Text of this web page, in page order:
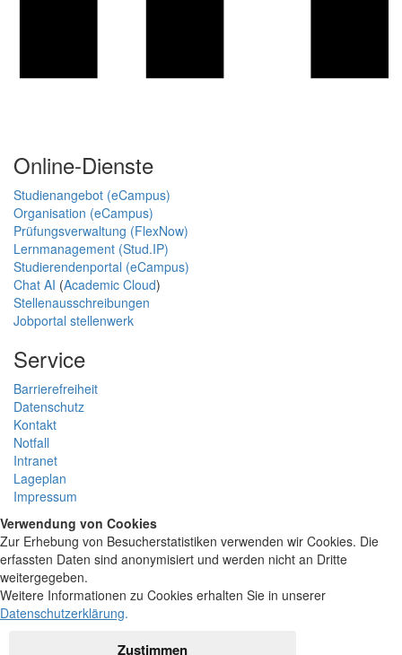
Online-Dienste
Studienangebot (eCampus)
Organisation (eCampus)
Prüfungsverwaltung (FlexNow)
Lernmanagement (Stud.IP)
Studierendenportal (eCampus)
Chat AI (Academic Cloud)
Stellenausschreibungen
Jobportal stellenwerk
Service
Barrierefreiheit
Datenschutz
Kontakt
Notfall
Intranet
Lageplan
Impressum
Verwendung von Cookies
Zur Erhebung von Besucherstatistiken verwenden wir Cookies. Die
erfassten Daten sind anonymisiert und werden nicht an Dritte
weitergegeben.
Weitere Informationen zu Cookies erhalten Sie in unserer
Datenschutzerklärung.
Zustimmen